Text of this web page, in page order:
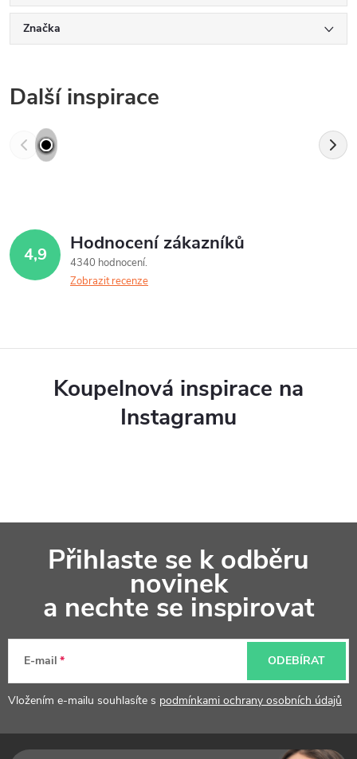
Značka
Další inspirace
4,9 Hodnocení zákazníků
4340 hodnocení
Zobrazit recenze
Koupelnová inspirace na
Instagramu
a
Přihlaste se k odběru
novinek
a nechte se inspirovat
E-mail
Vložením e-mailu souhlasíte s podmínkami ochrany osobních údajů
ODEBÍRAT